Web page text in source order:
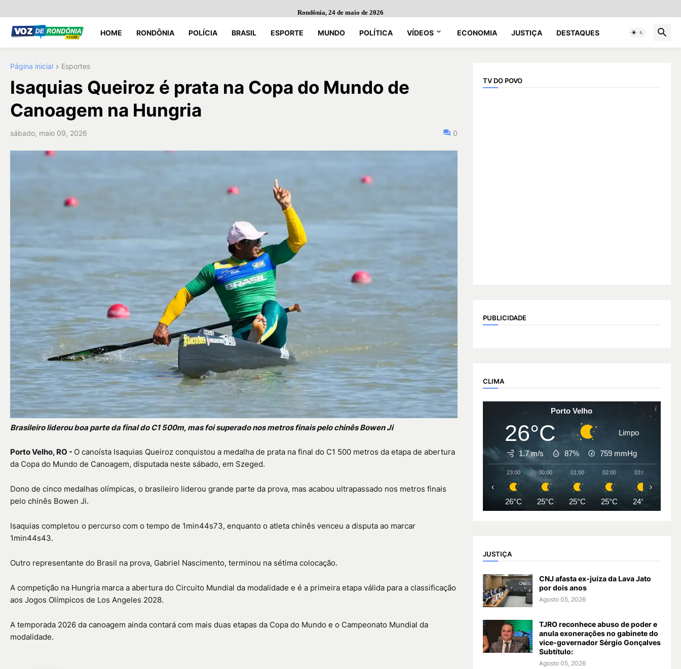
Rondônia, 24 de maio de 2026
HOME RONDÔNIA POLÍCIA BRASIL ESPORTE MUNDO POLÍTICA VÍDEOS ECONOMIA JUSTIÇA DESTAQUES
Página inicial Esportes
Isaquias Queiroz é prata na Copa do Mundo de
Canoagem na Hungria
sábado, maio 09, 2026 0
Brasileiro liderou boa parte da final do C1 500m, mas foi superado nos metros finais pelo chinês Bowen Ji
Porto Velho, RO - O canoísta Isaquias Queiroz conquistou a medalha de prata na final do C1 500 metros da etapa de abertura
da Copa do Mundo de Canoagem, disputada neste sábado, em Szeged.
Dono de cinco medalhas olímpicas, o brasileiro liderou grande parte da prova, mas acabou ultrapassado nos metros finais
pelo chinês Bowen Ji.
Isaquias completou o percurso com o tempo de 1min44s73, enquanto o atleta chinês venceu a disputa ao marcar
1min44s43.
Outro representante do Brasil na prova, Gabriel Nascimento, terminou na sétima colocação.
A competição na Hungria marca a abertura do Circuito Mundial da modalidade e é a primeira etapa válida para a classificação
aos Jogos Olímpicos de Los Angeles 2028.
A temporada 2026 da canoagem ainda contará com mais duas etapas da Copa do Mundo e o Campeonato Mundial da
modalidade.
TV DO POVO
PUBLICIDADE
CLIMA
Porto Velho
26°C Limpo
1.7 m/s 87% 759mmHg
23:00
26°C
00:00
25°C
01:00
25°C
02:00
25°C
03:00
24°C
‹ ›
JUSTIÇA
CNJ afasta ex-juíza da Lava Jato
por dois anos
Agosto 05, 2026
TJRO reconhece abuso de poder e
anula exonerações no gabinete do
vice-governador Sérgio Gonçalves
Subtítulo:
Agosto 05, 2026